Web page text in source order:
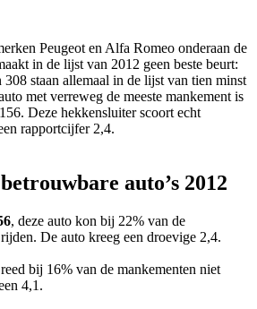
Peugeot en Alfa Romeo onderaan de
in de lijst van 2012 geen beste beurt:
308 staan allemaal in de lijst van tien minst
met verreweg de meeste mankement is
Deze hekkensluiter scoort echt
rapportcijfer 2,4.
auto’s 2012
, deze auto kon bij 22% van de
De auto kreeg een droevige 2,4.
bij 16% van de mankementen niet
4,1.